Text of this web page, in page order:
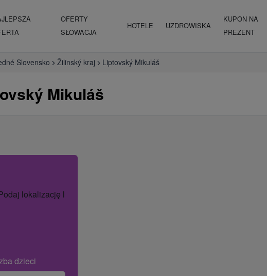
OFERTY
SŁOWACJA
HOTELE UZDROWISKA
KUPON NA
PREZENT
Slovensko Žilinský kraj Liptovský Mikuláš
Mikuláš
lokalizację lub nazwę hotelu.
dzieci